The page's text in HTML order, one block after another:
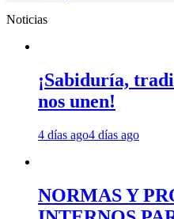
Noticias
¡Sabiduría,
nos unen!
4 días ago4 días ago
NORMAS Y